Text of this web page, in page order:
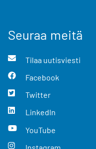
Seuraa meitä
Tilaa uutisviesti
Facebook
Twitter
LinkedIn
YouTube